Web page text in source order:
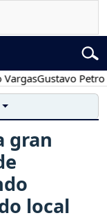
Gustavo Petro
gran
local